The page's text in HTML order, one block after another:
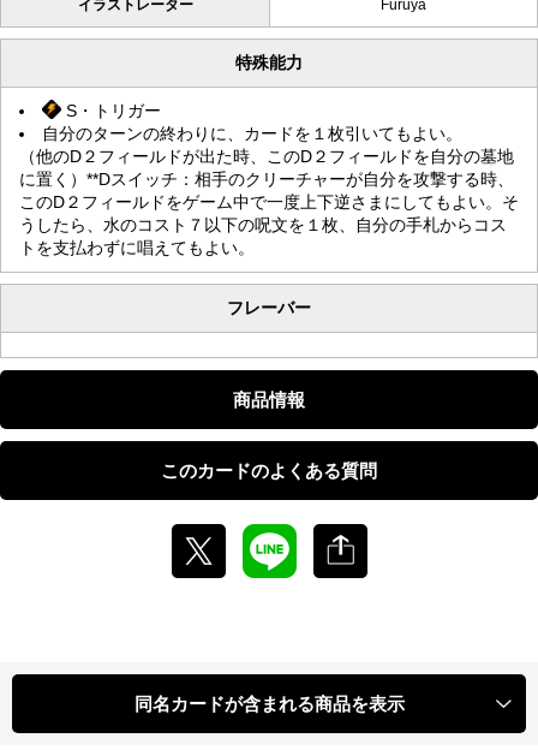
イラストレーター Furuya
特殊能力
S・トリガー
自分のターンの終わりに、カードを１枚引いてもよい。
（他のD２フィールドが出た時、このD２フィールドを自分の墓地
に置く）**Dスイッチ：相手のクリーチャーが自分を攻撃する時、
このD２フィールドをゲーム中で一度上下逆さまにしてもよい。そ
うしたら、水のコスト７以下の呪文を１枚、自分の手札からコス
トを支払わずに唱えてもよい。
フレーバー
商品情報
このカードのよくある質問
同名カードが含まれる商品を表示